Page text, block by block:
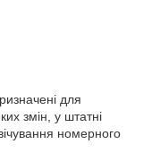
для
змін, у штатні
номерного